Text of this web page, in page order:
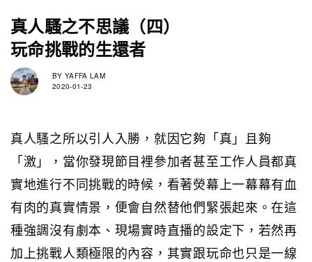
真人騷之不思議（四）
玩命挑戰的生還者
BY YAFFA LAM
2020-01-23
真人騷之所以引人入勝，就因它夠「真」且夠
「激」，當你發現節目裡參加者甚至工作人員都真
實地進行不同挑戰的時候，看著熒幕上一幕幕有血
有肉的真實情景，便會自然替他們緊張起來。在這
種強調沒有劇本、現場實時直播的設定下，若然再
加上挑戰人類極限的內容，其實跟玩命也只是一線